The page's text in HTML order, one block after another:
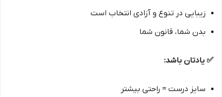
زیبایی در تنوع و آزادی انتخاب است
بدن شما، قانون شما
✅ یادتان باشد:
سایز درست = راحتی بیشتر